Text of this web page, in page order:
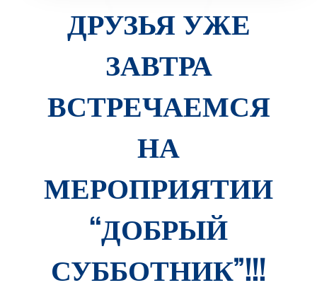
ДРУЗЬЯ УЖЕ
ЗАВТРА
ВСТРЕЧАЕМСЯ
НА
МЕРОПРИЯТИИ
“ДОБРЫЙ
СУББОТНИК”!!!